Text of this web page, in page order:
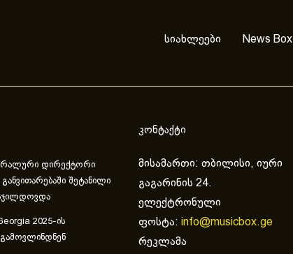
სიახლეები News Box
დირექტორი
შეტანილი
2025-ის
კონტაქტი
მისამართი: თბილისი, იური
გაგარინის 24.
ელექტრონული
ფოსტა: info@musicbox.ge
რეკლამა